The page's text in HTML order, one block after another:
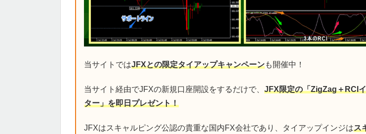
当サイトではJFXとの限定タイアップキャンペーンも開催中！
当サイト経由でJFXの新規口座開設をするだけで、 JFX限定の「ZigZag＋RCI
ター」を即日プレゼント！
JFXはスキャルピング公認の貴重な国内FX会社であり、タイアップインジはス